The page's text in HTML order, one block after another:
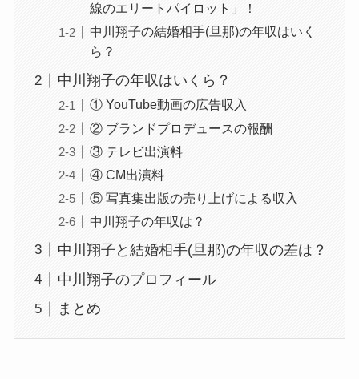
線のエリートパイロット」！
中川翔子の結婚相手(旦那)の年収はいく
ら？
中川翔子の年収はいくら？
① YouTube動画の広告収入
② ブランドプロデュースの報酬
③ テレビ出演料
④ CM出演料
⑤ 写真集出版の売り上げによる収入
中川翔子の年収は？
中川翔子と結婚相手(旦那)の年収の差は？
中川翔子のプロフィール
まとめ